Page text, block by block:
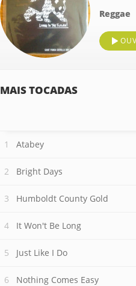
Reggae
MAIS TOCADAS
Atabey
Bright Days
Humboldt County Gold
It Won't Be Long
Just Like I Do
Nothing Comes Easy